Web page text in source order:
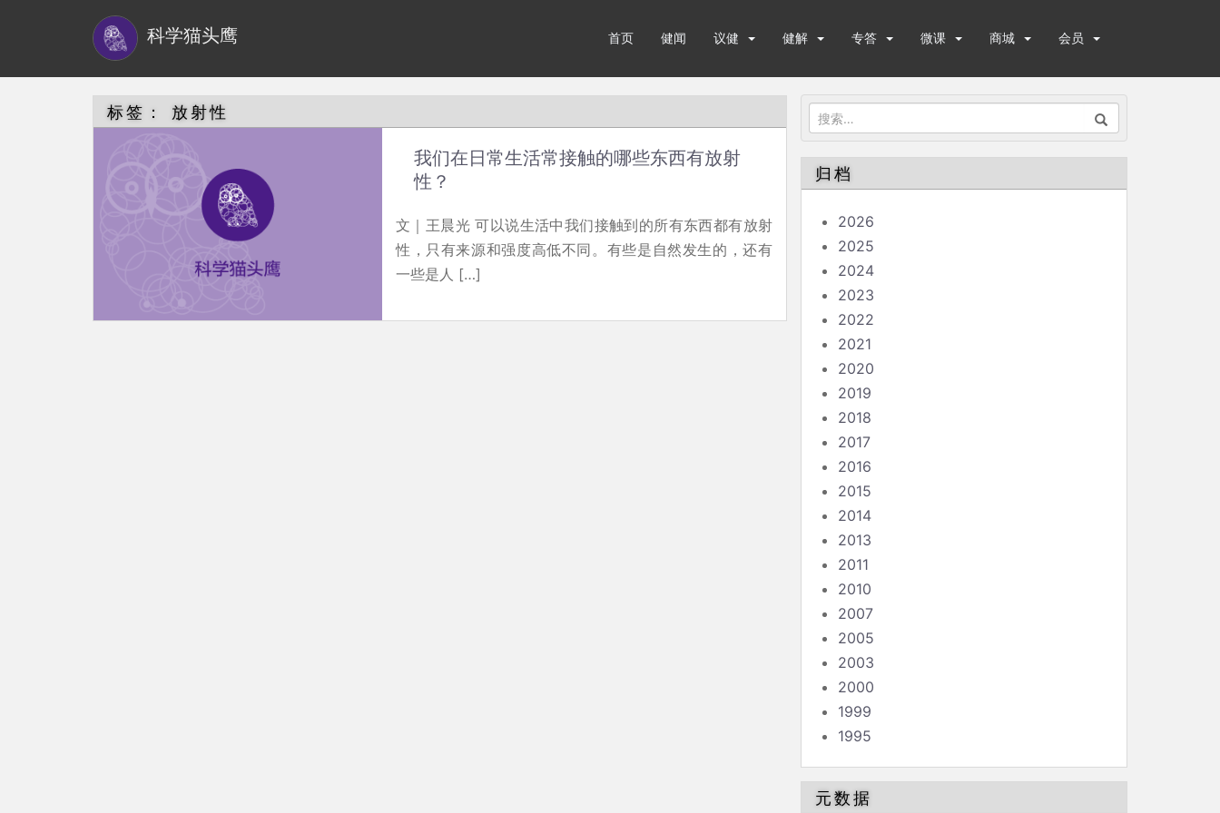
科学猫头鹰 首页 健闻 议健 健解 专答 微课 商城 会员
搜
索：
标签： 放射性
我们在日常生活常接触的哪些东西有放射
性？
文｜王晨光 可以说生活中我们接触到的所有东西都有放射
性，只有来源和强度高低不同。有些是自然发生的，还有
一些是人 […]
归档
2026
2025
2024
2023
2022
2021
2020
2019
2018
2017
2016
2015
2014
2013
2011
2010
2007
2005
2003
2000
1999
1995
元数据